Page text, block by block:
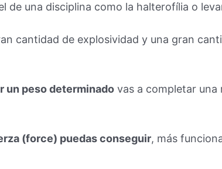
de una disciplina como la halterofília o
cantidad de explosividad y una gran
un peso determinado vas a completar
(force) puedas conseguir, más